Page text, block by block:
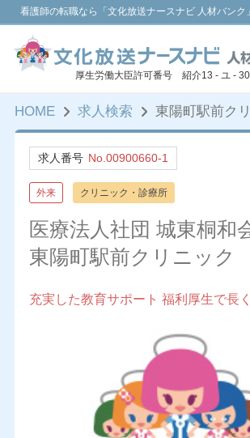
看護師の転職なら「文化放送ナースナビ 人材バンク
厚生労働大臣許可番号 紹介13 - ユ -
HOME 求人検索 東陽町駅前ク
求人番号 No.00900660-1
外来 クリニック・診療所
医療法人社団 城東桐和
東陽町駅前クリニック
充実した教育サポート 福利厚生で長